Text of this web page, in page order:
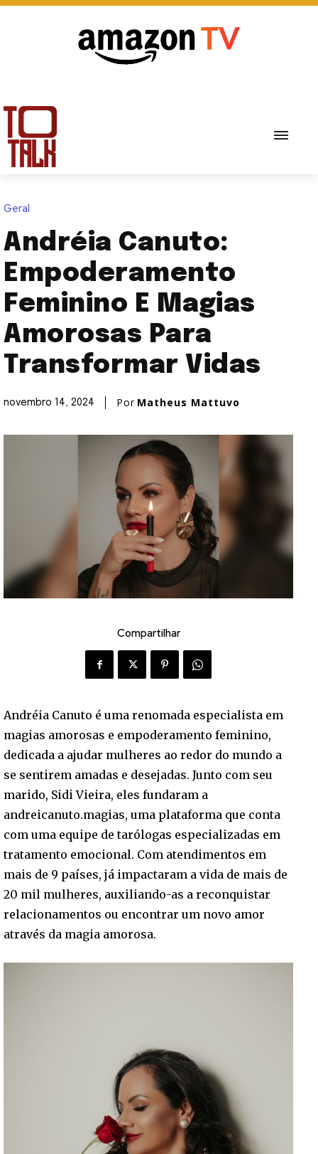
Geral
Andréia Canuto:
Empoderamento
Feminino E Magias
Amorosas Para
Transformar Vidas
novembro 14, 2024 Por Matheus Mattuvo
Compartilhar
Andréia Canuto é uma renomada especialista em
magias amorosas e empoderamento feminino,
dedicada a ajudar mulheres ao redor do mundo a
se sentirem amadas e desejadas. Junto com seu
marido, Sidi Vieira, eles fundaram a
andreicanuto.magias, uma plataforma que conta
com uma equipe de tarólogas especializadas em
tratamento emocional. Com atendimentos em
mais de 9 países, já impactaram a vida de mais de
20 mil mulheres, auxiliando-as a reconquistar
relacionamentos ou encontrar um novo amor
através da magia amorosa.